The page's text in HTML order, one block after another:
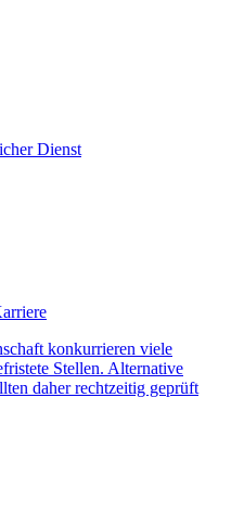
Dienst
konkurrieren viele
Stellen. Alternative
daher rechtzeitig geprüft